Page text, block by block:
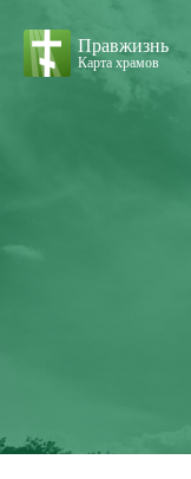
Правжизнь
Карта храмов